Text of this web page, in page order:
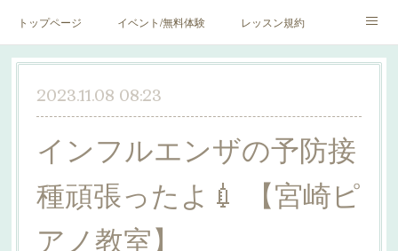
トップページ イベント/無料体験 レッスン規約
blog♪ SNS♪
2023.11.08 08:23
インフルエンザの予防接
種頑張ったよ💉 【宮崎ピ
アノ教室】